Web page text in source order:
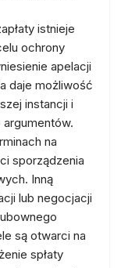
istnieje
ochrony
apelacji
daje możliwość
instancji i
na
sporządzenia
Inną
lub negocjacji
są otwarci na
spłaty